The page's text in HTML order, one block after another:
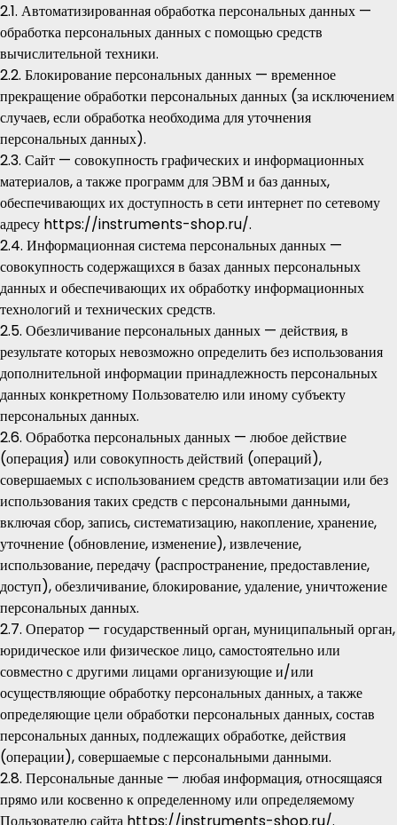
2.1. Автоматизированная обработка персональных данных —
обработка персональных данных с помощью средств
вычислительной техники.
2.2. Блокирование персональных данных — временное
прекращение обработки персональных данных (за исключением
случаев, если обработка необходима для уточнения
персональных данных).
2.3. Сайт — совокупность графических и информационных
материалов, а также программ для ЭВМ и баз данных,
обеспечивающих их доступность в сети интернет по сетевому
адресу https://instruments-shop.ru/.
2.4. Информационная система персональных данных —
совокупность содержащихся в базах данных персональных
данных и обеспечивающих их обработку информационных
технологий и технических средств.
2.5. Обезличивание персональных данных — действия, в
результате которых невозможно определить без использования
дополнительной информации принадлежность персональных
данных конкретному Пользователю или иному субъекту
персональных данных.
2.6. Обработка персональных данных — любое действие
(операция) или совокупность действий (операций),
совершаемых с использованием средств автоматизации или без
использования таких средств с персональными данными,
включая сбор, запись, систематизацию, накопление, хранение,
уточнение (обновление, изменение), извлечение,
использование, передачу (распространение, предоставление,
доступ), обезличивание, блокирование, удаление, уничтожение
персональных данных.
2.7. Оператор — государственный орган, муниципальный орган,
юридическое или физическое лицо, самостоятельно или
совместно с другими лицами организующие и/или
осуществляющие обработку персональных данных, а также
определяющие цели обработки персональных данных, состав
персональных данных, подлежащих обработке, действия
(операции), совершаемые с персональными данными.
2.8. Персональные данные — любая информация, относящаяся
прямо или косвенно к определенному или определяемому